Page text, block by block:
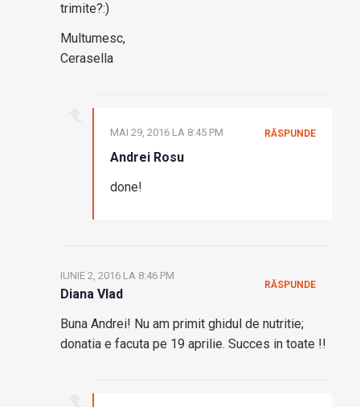
trimite?:)
Multumesc,
Cerasella
Andrei Rosu
MAI 29, 2016 LA 8:45 PM
done!
RĂSPUNDE
Diana Vlad
IUNIE 2, 2016 LA 8:46 PM
Buna Andrei! Nu am primit ghidul de nutritie;
donatia e facuta pe 19 aprilie. Succes in toate !!
RĂSPUNDE